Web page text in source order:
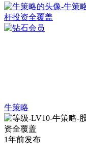
牛策略
1年前发布